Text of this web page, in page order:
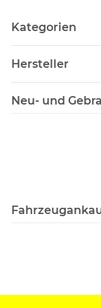
Kategorien
Hersteller
Neu- und